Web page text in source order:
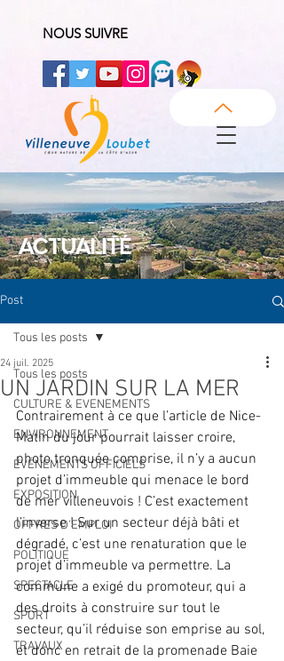
NOUS SUIVRE
ACTUALITÉ
Post
Tous les posts
CULTURE & EVENEMENTS
ENVIRONNEMENT
ÉVÉNEMENTS OFFICIELS
EXPOSITION
OFFRES D'EMPLOI
POLITIQUE
SPECTACLE
SPORT
TRAVAUX
Tous les posts
UN JARDIN SUR LA MER
24 juil. 2025
Contrairement à ce que l’article de Nice-
Matin du jour pourrait laisser croire,
photo tronquée comprise, il n’y a aucun
projet d’immeuble qui menace le bord
de mer villeneuvois ! C’est exactement
l’inverse ! Sur un secteur déjà bâti et
dégradé, c’est une renaturation que le
projet d’immeuble va permettre. La
commune a exigé du promoteur, qui a
des droits à construire sur tout le
secteur, qu’il réduise son emprise au sol,
et donc en retrait de la promenade Baie